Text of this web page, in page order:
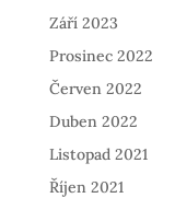
Září 2023
Prosinec 2022
Červen 2022
Duben 2022
Listopad 2021
Říjen 2021